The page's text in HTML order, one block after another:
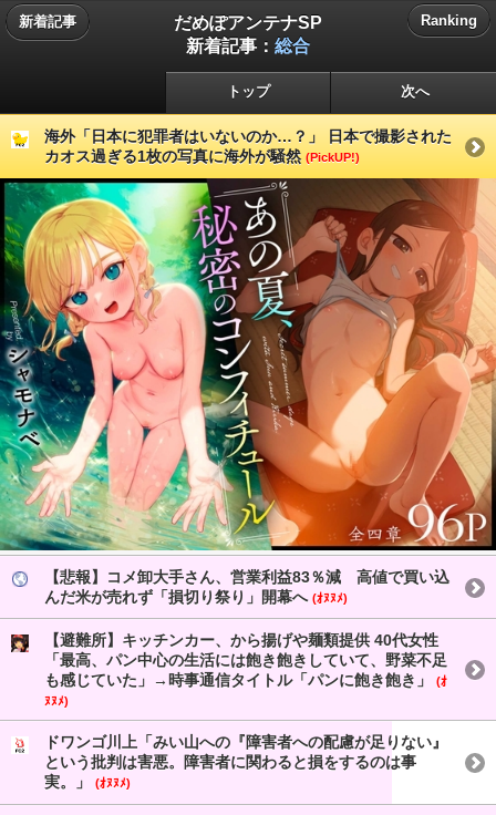
新着記事
だめぽアンテナSP
新着記事： 総合
Ranking
トップ 次へ
海外「日本に犯罪者はいないのか…？」 日本で撮影された
カオス過ぎる1枚の写真に海外が騒然 (PickUP!)
【悲報】コメ卸大手さん、営業利益83％減 高値で買い込
んだ米が売れず「損切り祭り」開幕へ (ｵﾇﾇﾒ)
【避難所】キッチンカー、から揚げや麺類提供 40代女性
「最高、パン中心の生活には飽き飽きしていて、野菜不足
も感じていた」→時事通信タイトル「パンに飽き飽き」
(ｵ
ﾇﾇﾒ)
ドワンゴ川上「みい山への『障害者への配慮が足りない』
という批判は害悪。障害者に関わると損をするのは事
実。」
(ｵﾇﾇﾒ)